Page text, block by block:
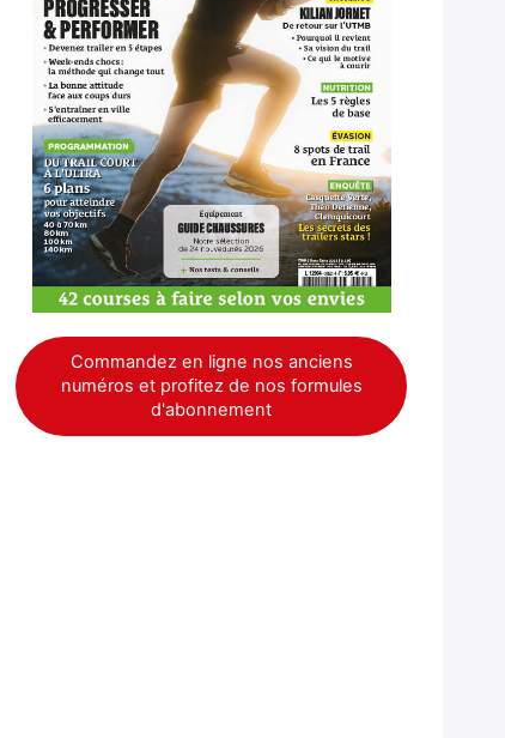
Commandez en ligne nos anciens
numéros et profitez de nos formules
d'abonnement